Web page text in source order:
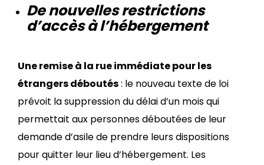
De nouvelles restrictions
d’accès à l’hébergement
Une remise à la rue immédiate pour les
étrangers déboutés: le nouveau texte de loi
prévoit la suppression du délai d’un mois qui
permettait aux personnes déboutées de leur
demande d’asile de prendre leurs dispositions
pour quitter leur lieu d’hébergement. Les